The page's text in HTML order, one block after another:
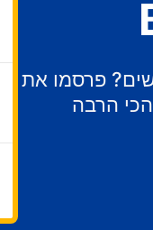
פרסמו את
הרבה